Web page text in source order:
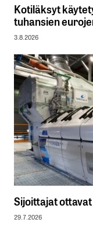
Kotiläksyt
tuhansien
3.8.2026
Sijoittajat
29.7.2026